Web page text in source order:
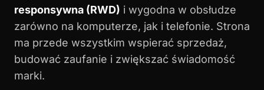
responsywna (RWD) i wygodna w obsłudze
zarówno na komputerze, jak i telefonie. Strona
ma przede wszystkim wspierać sprzedaż,
budować zaufanie i zwiększać świadomość
marki.